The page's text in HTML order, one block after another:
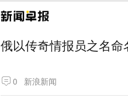
俄以传奇情报员之名
0 新浪新闻